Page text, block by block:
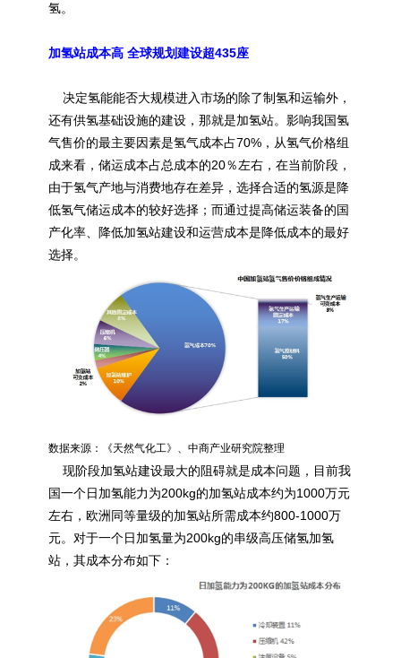
氢。
加氢站成本高 全球规划建设超435座
决定氢能能否大规模进入市场的除了制氢和运输外，
还有供氢基础设施的建设，那就是加氢站。影响我国氢
气售价的最主要因素是氢气成本占70%，从氢气价格组
成来看，储运成本占总成本的20％左右，在当前阶段，
由于氢气产地与消费地存在差异，选择合适的氢源是降
低氢气储运成本的较好选择；而通过提高储运装备的国
产化率、降低加氢站建设和运营成本是降低成本的最好
选择。
数据来源：《天然气化工》、中商产业研究院整理
现阶段加氢站建设最大的阻碍就是成本问题，目前我
国一个日加氢能力为200kg的加氢站成本约为1000万元
左右，欧洲同等量级的加氢站所需成本约800-1000万
元。对于一个日加氢量为200kg的串级高压储氢加氢
站，其成本分布如下：